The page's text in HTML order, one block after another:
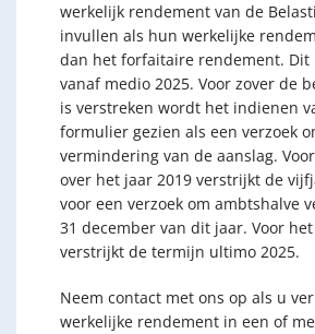
werkelijk rendement van de
invullen als hun werkelijke
dan het forfaitaire rendement. Dit
vanaf medio 2025. Voor zover de
is verstreken wordt het indienen
formulier gezien als een verzoek
vermindering van de aanslag.
over het jaar 2019 verstrijkt de
voor een verzoek om ambtshalve
31 december van dit jaar. Voor
verstrijkt de termijn ultimo 2025.
Neem contact met ons op als u
werkelijke rendement in een of